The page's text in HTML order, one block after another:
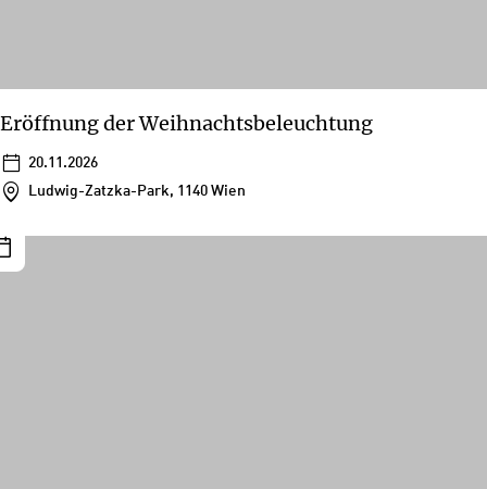
Eröffnung der Weihnachtsbeleuchtung
20.11.2026
Ludwig-Zatzka-Park, 1140 Wien